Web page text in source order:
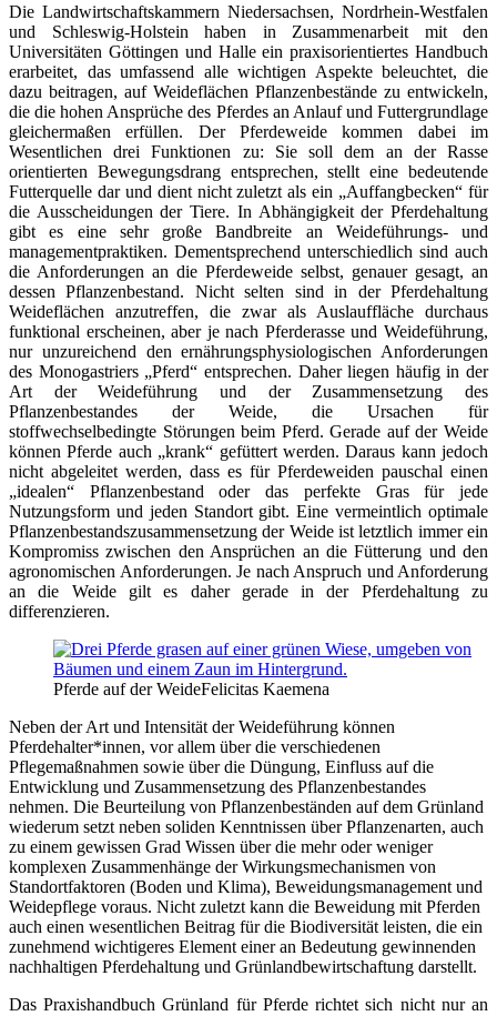
Die Landwirtschaftskammern Niedersachsen, Nordrhein-Westfalen
und Schleswig-Holstein haben in Zusammenarbeit mit den
Universitäten Göttingen und Halle ein praxisorientiertes Handbuch
erarbeitet, das umfassend alle wichtigen Aspekte beleuchtet, die
dazu beitragen, auf Weideflächen Pflanzenbestände zu entwickeln,
die die hohen Ansprüche des Pferdes an Anlauf und Futtergrundlage
gleichermaßen erfüllen. Der Pferdeweide kommen dabei im
Wesentlichen drei Funktionen zu: Sie soll dem an der Rasse
orientierten Bewegungsdrang entsprechen, stellt eine bedeutende
Futterquelle dar und dient nicht zuletzt als ein „Auffangbecken“ für
die Ausscheidungen der Tiere. In Abhängigkeit der Pferdehaltung
gibt es eine sehr große Bandbreite an Weideführungs- und
managementpraktiken. Dementsprechend unterschiedlich sind auch
die Anforderungen an die Pferdeweide selbst, genauer gesagt, an
dessen Pflanzenbestand. Nicht selten sind in der Pferdehaltung
Weideflächen anzutreffen, die zwar als Auslauffläche durchaus
funktional erscheinen, aber je nach Pferderasse und Weideführung,
nur unzureichend den ernährungsphysiologischen Anforderungen
des Monogastriers „Pferd“ entsprechen. Daher liegen häufig in der
Art der Weideführung und der Zusammensetzung des
Pflanzenbestandes der Weide, die Ursachen für
stoffwechselbedingte Störungen beim Pferd. Gerade auf der Weide
können Pferde auch „krank“ gefüttert werden. Daraus kann jedoch
nicht abgeleitet werden, dass es für Pferdeweiden pauschal einen
„idealen“ Pflanzenbestand oder das perfekte Gras für jede
Nutzungsform und jeden Standort gibt. Eine vermeintlich optimale
Pflanzenbestandszusammensetzung der Weide ist letztlich immer ein
Kompromiss zwischen den Ansprüchen an die Fütterung und den
agronomischen Anforderungen. Je nach Anspruch und Anforderung
an die Weide gilt es daher gerade in der Pferdehaltung zu
differenzieren.
Pferde auf der WeideFelicitas Kaemena
Neben der Art und Intensität der Weideführung können
Pferdehalter*innen, vor allem über die verschiedenen
Pflegemaßnahmen sowie über die Düngung, Einfluss auf die
Entwicklung und Zusammensetzung des Pflanzenbestandes
nehmen. Die Beurteilung von Pflanzenbeständen auf dem Grünland
wiederum setzt neben soliden Kenntnissen über Pflanzenarten, auch
zu einem gewissen Grad Wissen über die mehr oder weniger
komplexen Zusammenhänge der Wirkungsmechanismen von
Standortfaktoren (Boden und Klima), Beweidungsmanagement und
Weidepflege voraus. Nicht zuletzt kann die Beweidung mit Pferden
auch einen wesentlichen Beitrag für die Biodiversität leisten, die ein
zunehmend wichtigeres Element einer an Bedeutung gewinnenden
nachhaltigen Pferdehaltung und Grünlandbewirtschaftung darstellt.
Das Praxishandbuch Grünland für Pferde richtet sich nicht nur an